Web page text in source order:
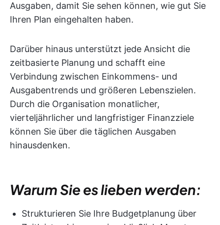
Ausgaben, damit Sie sehen können, wie gut Sie
Ihren Plan eingehalten haben.
Darüber hinaus unterstützt jede Ansicht die
zeitbasierte Planung und schafft eine
Verbindung zwischen Einkommens- und
Ausgabentrends und größeren Lebenszielen.
Durch die Organisation monatlicher,
vierteljährlicher und langfristiger Finanzziele
können Sie über die täglichen Ausgaben
hinausdenken.
Warum Sie es lieben werden:
Strukturieren Sie Ihre Budgetplanung über